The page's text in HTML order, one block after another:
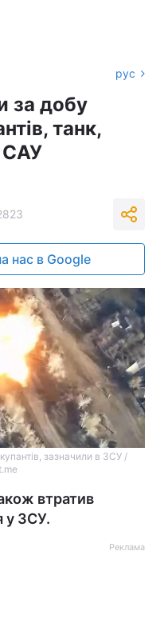
рус
за добу
танк,
САУ
нас в Google
зазначили в ЗСУ /
втратив
у ЗСУ.
Реклама